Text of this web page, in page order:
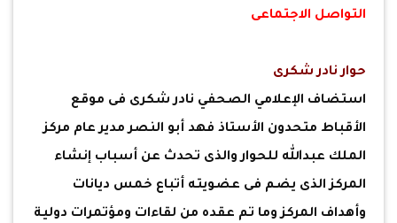
التواصل الاجتماعى
حوار نادر شكرى
استضاف الإعلامي الصحفي نادر شكرى فى موقع
الأقباط متحدون الأستاذ فهد أبو النصر مدير عام مركز
الملك عبدالله للحوار والذى تحدث عن أسباب إنشاء
المركز الذى يضم فى عضويته أتباع خمس ديانات
وأهداف المركز وما تم عقده من لقاءات ومؤتمرات دولية